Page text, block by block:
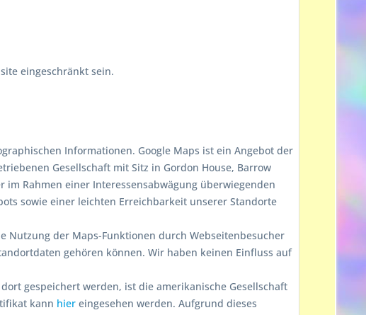
eingeschränkt sein.
Informationen. Google Maps ist ein Angebot der
Gesellschaft mit Sitz in Gordon House, Barrow
im Rahmen einer Interessensabwägung überwiegenden
sowie einer leichten Erreichbarkeit unserer Standorte
Nutzung der Maps-Funktionen durch Webseitenbesucher
gehören können. Wir haben keinen Einfluss auf
gespeichert werden, ist die amerikanische Gesellschaft
kann hier eingesehen werden. Aufgrund dieses